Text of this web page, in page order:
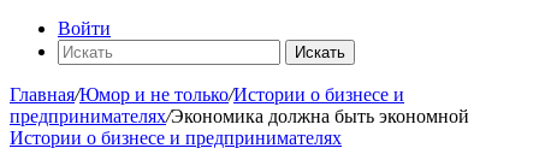
Войти
Искать
Главная/Юмор и не только/Истории о бизнесе и
предпринимателях/Экономика должна быть экономной
Истории о бизнесе и предпринимателях